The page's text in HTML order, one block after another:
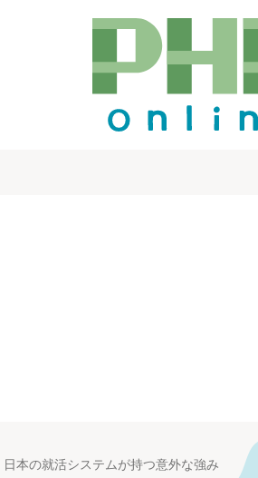
本の就活システムが持つ意外な強み